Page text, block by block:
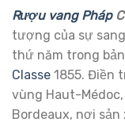
Rượu vang Pháp
tượng của sự
thứ năm trong
Classe 1855. Điền
vùng Haut-
Bordeaux, nơi